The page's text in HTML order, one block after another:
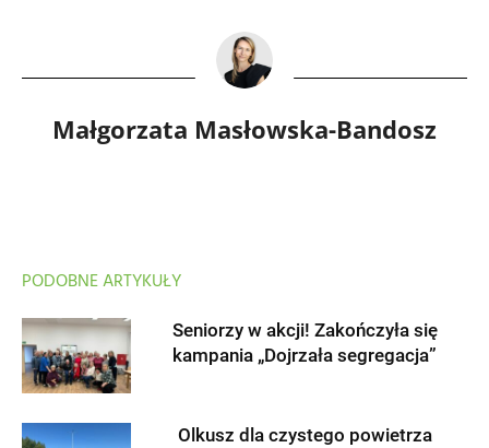
Małgorzata Masłowska-Bandosz
PODOBNE ARTYKUŁY
Seniorzy w akcji! Zakończyła się
kampania „Dojrzała segregacja”
Olkusz dla czystego powietrza